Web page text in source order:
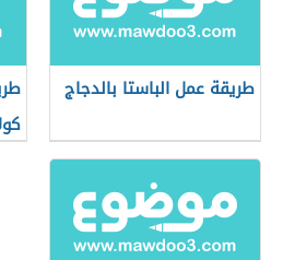
طريقة عمل الباستا بالدجاج